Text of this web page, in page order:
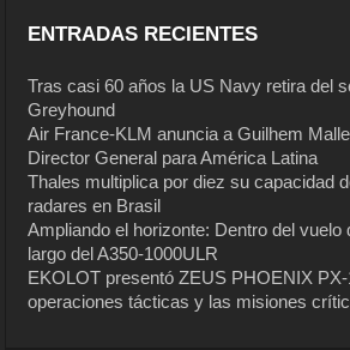
ENTRADAS RECIENTES
Tras casi 60 años la US Navy retira del
Greyhound
Air France-KLM anuncia a Guilhem
Director General para América Latina
Thales multiplica por diez su capacidad
radares en Brasil
Ampliando el horizonte: Dentro del vuelo
largo del A350-1000ULR
EKOLOT presentó ZEUS PHOENIX
operaciones tácticas y las misiones